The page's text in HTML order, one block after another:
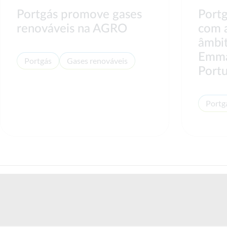
Portgás promove gases
renováveis na AGRO
Portgás Gases renováveis
com